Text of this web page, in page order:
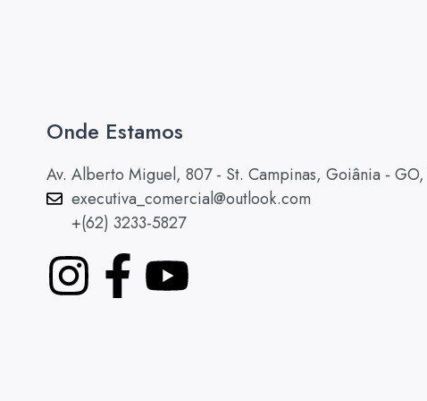
Onde Estamos
Av. Alberto Miguel, 807 - St. Campinas, Goiânia -
executiva_comercial@outlook.com
+(62) 3233-5827